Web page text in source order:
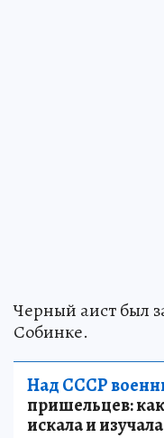
Черный аист был
Собинке.
Над СССР
пришельцев: как
искала и